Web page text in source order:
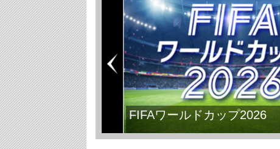
FIFAワールドカップ2026